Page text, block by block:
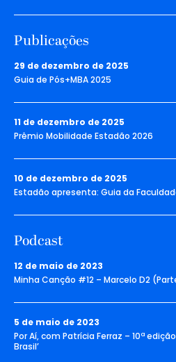
Publicações
29 de dezembro de 2025
Guia de Pós+MBA 2025
11 de dezembro de 2025
Prêmio Mobilidade Estadão 2026
10 de dezembro de 2025
Estadão apresenta: Guia da
Podcast
12 de maio de 2023
Minha Canção #12 – Marcelo D2
5 de maio de 2023
Por Aí, com Patrícia Ferraz – 10ª
Brasil’